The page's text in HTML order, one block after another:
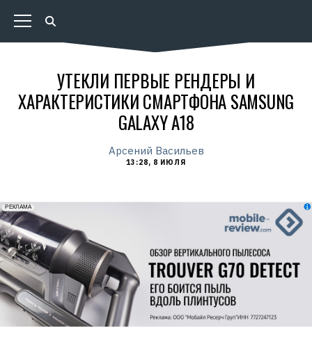
УТЕКЛИ ПЕРВЫЕ РЕНДЕРЫ И
ХАРАКТЕРИСТИКИ СМАРТФОНА SAMSUNG
GALAXY A18
Арсений Васильев
13:28, 8 ИЮЛЯ
erid: 2VfnxxmNzs5
РЕКЛАМА